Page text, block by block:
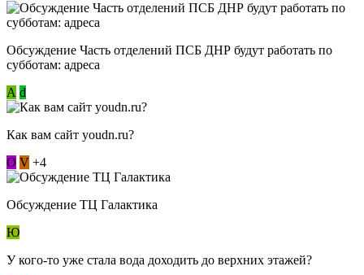
Обсуждение Часть отделений ПСБ ДНР будут работать по
субботам: адреса
А d
Как вам сайт youdn.ru?
О V +4
Обсуждение ТЦ Галактика
Ю
У кого-то уже стала вода доходить до верхних этажей?